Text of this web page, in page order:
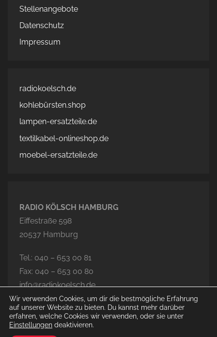
Stellenangebote
Datenschutz
Impressum
radiokoelsch.de
kohlebürsten.shop
lampen-ersatzteile.de
textilkabel-onlineshop.de
moebel-ersatzteile.de
RADIO KÖLSCH HAMBURG
Eiffestraße 598
20537 Hamburg
Tel.: 040 – 653 00 81
Fax: 040 – 653 00 80
info@radiokoelsch.de
Wir verwenden Cookies, um dir die bestmögliche Erfahrung
auf unserer Website zu bieten. Du kannst mehr darüber
erfahren, welche Cookies wir verwenden, oder sie unter
Einstellungen deaktivieren.